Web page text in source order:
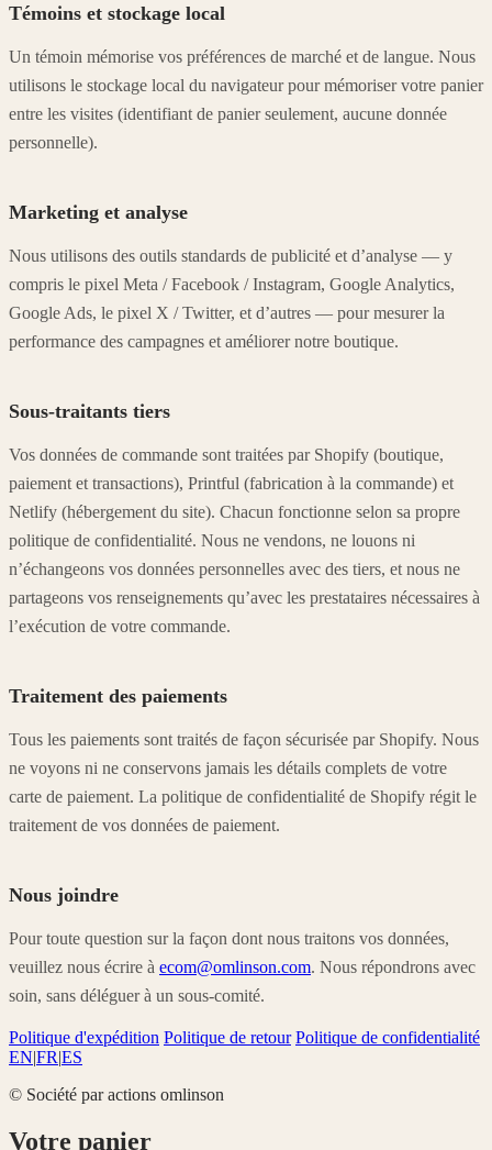
Témoins et stockage local
Un témoin mémorise vos préférences de marché et de langue. Nous
utilisons le stockage local du navigateur pour mémoriser votre panier
entre les visites (identifiant de panier seulement, aucune donnée
personnelle).
Marketing et analyse
Nous utilisons des outils standards de publicité et d’analyse — y
compris le pixel Meta / Facebook / Instagram, Google Analytics,
Google Ads, le pixel X / Twitter, et d’autres — pour mesurer la
performance des campagnes et améliorer notre boutique.
Sous-traitants tiers
Vos données de commande sont traitées par Shopify (boutique,
paiement et transactions), Printful (fabrication à la commande) et
Netlify (hébergement du site). Chacun fonctionne selon sa propre
politique de confidentialité. Nous ne vendons, ne louons ni
n’échangeons vos données personnelles avec des tiers, et nous ne
partageons vos renseignements qu’avec les prestataires nécessaires à
l’exécution de votre commande.
Traitement des paiements
Tous les paiements sont traités de façon sécurisée par Shopify. Nous
ne voyons ni ne conservons jamais les détails complets de votre
carte de paiement. La politique de confidentialité de Shopify régit le
traitement de vos données de paiement.
Nous joindre
Pour toute question sur la façon dont nous traitons vos données,
veuillez nous écrire à ecom@omlinson.com. Nous répondrons avec
soin, sans déléguer à un sous-comité.
Politique d'expédition Politique de retour Politique de confidentialité
EN|FR|ES
© Société par actions omlinson
Votre panier